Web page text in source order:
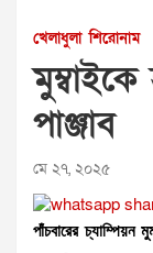
খেলাধুলা শিরোনাম
পাঞ্জাব
মে ২৭, ২০২৫
পাঁচবারের